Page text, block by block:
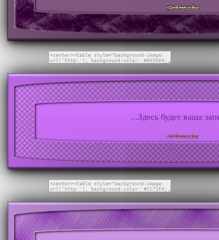
...Здесь будет ваша